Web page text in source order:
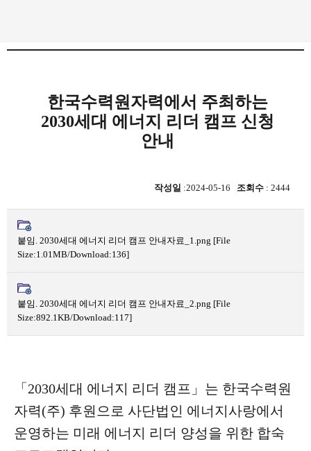
한국수력원자력에서 주최하는
2030세대 에너지 리더 캠프 신청
안내
작성일 :2024-05-16 조회수 : 2444
붙임. 2030세대 에너지 리더 캠프 안내자료_1.png [File
Size:1.01MB/Download:136]
붙임. 2030세대 에너지 리더 캠프 안내자료_2.png [File
Size:892.1KB/Download:117]
「2030세대 에너지 리더 캠프」는 한국수력원
자력(주) 후원으로 사단법인 에너지사랑에서
운영하는 미래 에너지 리더 양성을 위한 합숙